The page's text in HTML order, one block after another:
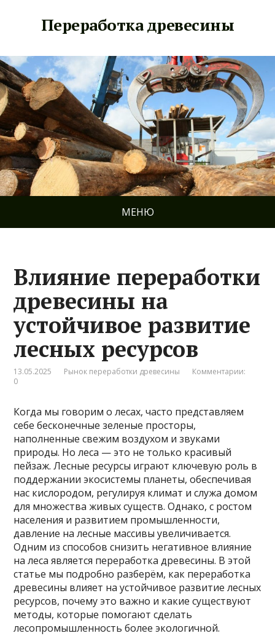
Переработка древесины
МЕНЮ
Влияние переработки
древесины на
устойчивое развитие
лесных ресурсов
13.05.2025 Рынок переработки древесины
Комментарии:
0
Когда мы говорим о лесах, часто представляем
себе бесконечные зеленые просторы,
наполненные свежим воздухом и звуками
природы. Но леса — это не только красивый
пейзаж. Лесные ресурсы играют ключевую роль в
поддержании экосистемы планеты, обеспечивая
нас кислородом, регулируя климат и служа домом
для множества живых существ. Однако, с ростом
населения и развитием промышленности,
давление на лесные массивы увеличивается.
Одним из способов снизить негативное влияние
на леса является переработка древесины. В этой
статье мы подробно разберём, как переработка
древесины влияет на устойчивое развитие лесных
ресурсов, почему это важно и какие существуют
методы, которые помогают сделать
лесопромышленность более экологичной.